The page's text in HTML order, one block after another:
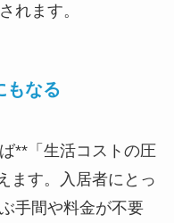
れます。
もなる
**「生活コストの圧
ます。入居者にとっ
手間や料金が不要